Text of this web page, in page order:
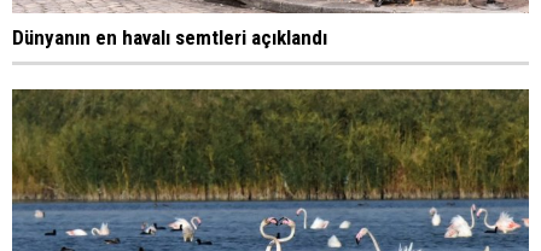
Dünyanın en havalı semtleri açıklandı